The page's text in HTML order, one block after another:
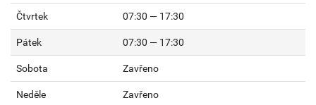
Čtvrtek 07:30 — 17:30
Pátek 07:30 — 17:30
Sobota Zavřeno
Neděle Zavřeno